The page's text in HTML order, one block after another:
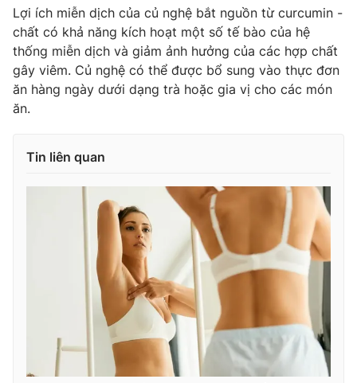
Lợi ích miễn dịch của củ nghệ bắt nguồn từ curcumin -
chất có khả năng kích hoạt một số tế bào của hệ
thống miễn dịch và giảm ảnh hưởng của các hợp chất
gây viêm. Củ nghệ có thể được bổ sung vào thực đơn
ăn hàng ngày dưới dạng trà hoặc gia vị cho các món
ăn.
Tin liên quan